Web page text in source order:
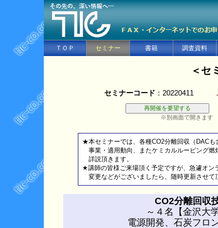
ＴＯＰ セミナー 書籍 調査資料
＜セ
セミナーコード ：20220411
※別画面で開きます
★本セミナーでは、各種CO2分離回収（DAC
事業・適用動向、またケミカルルーピング燃
詳説頂きます。
★講師の皆様ご来場頂く予定ですが、急遽オン
変更などがございましたら、随時更新させて
CO2分離回収
～４名【金沢大
電源開発、石炭フロ